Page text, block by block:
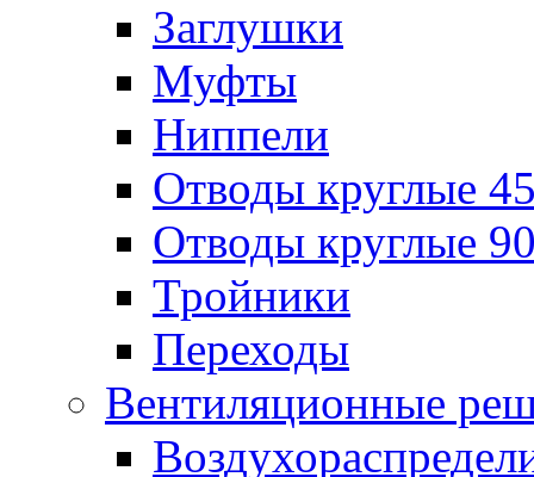
Заглушки
Муфты
Ниппели
Отводы круглые
Отводы круглые
Тройники
Переходы
Вентиляционные